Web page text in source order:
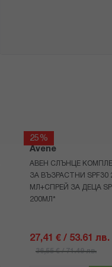
25%
Avene
АВЕН СЛЪНЦЕ
ЗА ВЪЗРАСТНИ SPF30
МЛ+СПРЕЙ ЗА ДЕЦА
200МЛ*
27,41 € / 53.61 лв.
36,55 € / 71.49 лв.